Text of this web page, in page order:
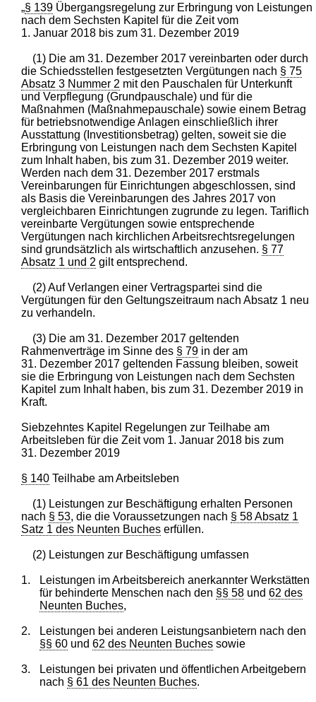
„§ 139 Übergangsregelung zur Erbringung von Leistungen
nach dem Sechsten Kapitel für die Zeit vom
1. Januar 2018 bis zum 31. Dezember 2019
(1) Die am 31. Dezember 2017 vereinbarten oder durch
die Schiedsstellen festgesetzten Vergütungen nach § 75
Absatz 3 Nummer 2 mit den Pauschalen für Unterkunft
und Verpflegung (Grundpauschale) und für die
Maßnahmen (Maßnahmepauschale) sowie einem Betrag
für betriebsnotwendige Anlagen einschließlich ihrer
Ausstattung (Investitionsbetrag) gelten, soweit sie die
Erbringung von Leistungen nach dem Sechsten Kapitel
zum Inhalt haben, bis zum 31. Dezember 2019 weiter.
Werden nach dem 31. Dezember 2017 erstmals
Vereinbarungen für Einrichtungen abgeschlossen, sind
als Basis die Vereinbarungen des Jahres 2017 von
vergleichbaren Einrichtungen zugrunde zu legen. Tariflich
vereinbarte Vergütungen sowie entsprechende
Vergütungen nach kirchlichen Arbeitsrechtsregelungen
sind grundsätzlich als wirtschaftlich anzusehen. § 77
Absatz 1 und 2 gilt entsprechend.
(2) Auf Verlangen einer Vertragspartei sind die
Vergütungen für den Geltungszeitraum nach Absatz 1 neu
zu verhandeln.
(3) Die am 31. Dezember 2017 geltenden
Rahmenverträge im Sinne des § 79 in der am
31. Dezember 2017 geltenden Fassung bleiben, soweit
sie die Erbringung von Leistungen nach dem Sechsten
Kapitel zum Inhalt haben, bis zum 31. Dezember 2019 in
Kraft.
Siebzehntes Kapitel Regelungen zur Teilhabe am
Arbeitsleben für die Zeit vom 1. Januar 2018 bis zum
31. Dezember 2019
§ 140 Teilhabe am Arbeitsleben
(1) Leistungen zur Beschäftigung erhalten Personen
nach § 53, die die Voraussetzungen nach § 58 Absatz 1
Satz 1 des Neunten Buches erfüllen.
(2) Leistungen zur Beschäftigung umfassen
1.
Leistungen im Arbeitsbereich anerkannter Werkstätten
für behinderte Menschen nach den §§ 58und 62 des
Neunten Buches,
2.
Leistungen bei anderen Leistungsanbietern nach den
§§ 60und 62 des Neunten Buchessowie
3.
Leistungen bei privaten und öffentlichen Arbeitgebern
nach § 61 des Neunten Buches.